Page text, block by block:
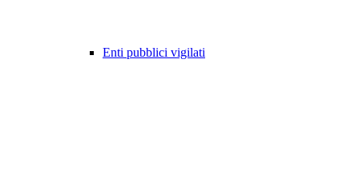
Enti pubblici vigilati